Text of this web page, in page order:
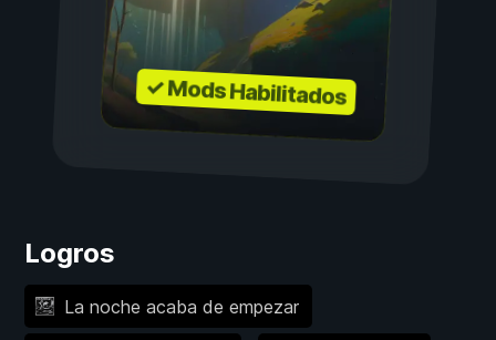
✓ Mods Habilitados
Logros
La noche acaba de empezar